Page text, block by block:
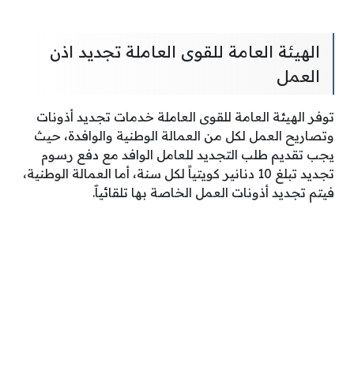
الهيئة العامة للقوى العاملة تجديد اذن
العمل
توفر الهيئة العامة للقوى العاملة خدمات تجديد أذونات
وتصاريح العمل لكل من العمالة الوطنية والوافدة، حيث
يجب تقديم طلب التجديد للعامل الوافد مع دفع رسوم
تجديد تبلغ 10 دنانير كويتياً لكل سنة، أما العمالة الوطنية،
فيتم تجديد أذونات العمل الخاصة بها تلقائياََ.